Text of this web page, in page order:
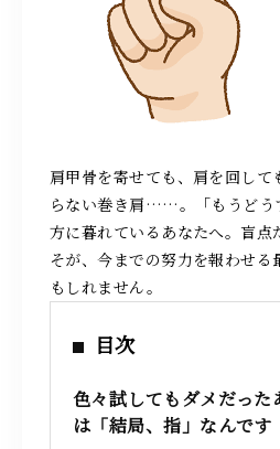
肩甲骨を寄せても、肩を回して
らない巻き肩……。「もうどう
方に暮れているあなたへ。盲点
そが、今までの努力を報わせる
もしれません。
目次
色々試してもダメだった
は「結局、指」なんです
営業時間 10：00～22：00
（最終スタート時間〈月～土曜日
お問い